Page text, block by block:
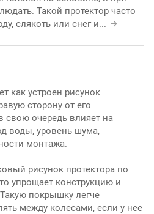
Такой протектор часто
слякоть или снег и...
как устроен рисунок
сторону от его
свою очередь влияет на
воды, уровень шума,
монтажа.
рисунок протектора по
упрощает конструкцию и
покрышку легче
между колесами, если у нее